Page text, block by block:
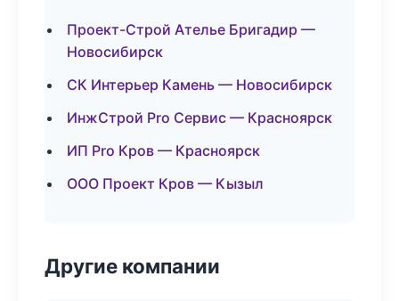
Проект-Строй Ателье Бригадир —
Новосибирск
СК Интерьер Камень — Новосибирск
ИнжСтрой Pro Сервис — Красноярск
ИП Pro Кров — Красноярск
ООО Проект Кров — Кызыл
Другие компании